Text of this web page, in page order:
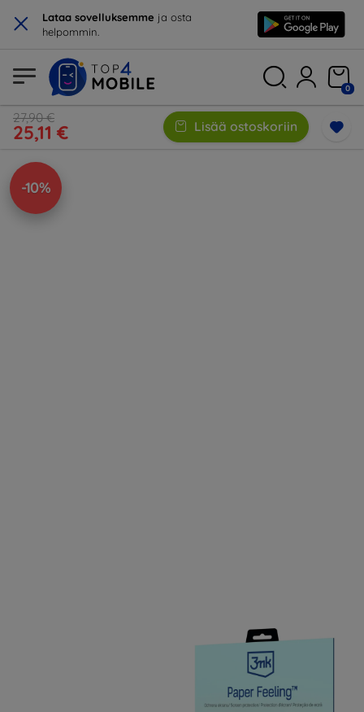
× Lataa sovelluksemme ja osta
helpommin.
0
27,90 €
25,11 € Lisää ostoskoriin
-10%